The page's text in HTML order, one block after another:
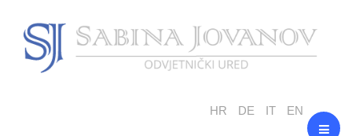
HR DE IT EN